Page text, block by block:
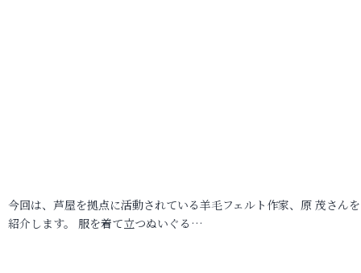
今回は、芦屋を拠点に活動されている羊毛フェルト作家、原 茂さん
紹介します。 服を着て立つぬいぐる…